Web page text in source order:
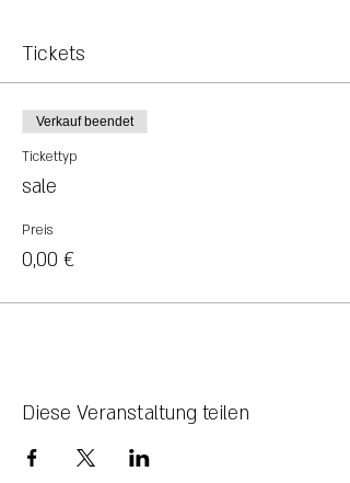
Tickets
Verkauf beendet
Tickettyp
sale
Preis
0,00 €
Diese Veranstaltung teilen